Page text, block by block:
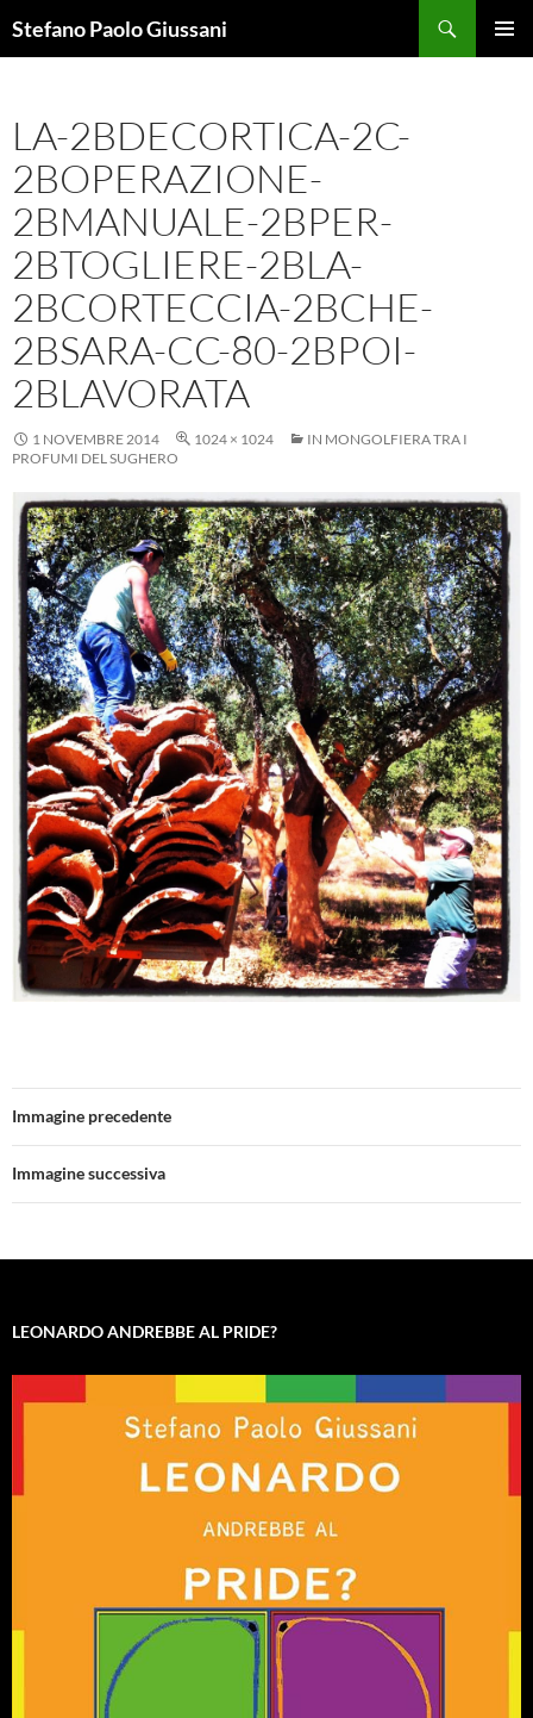
alStefano Paolo Giussani
LA-2BDECORTICA-2C-
2BOPERAZIONE-
2BMANUALE-2BPER-
2BTOGLIERE-2BLA-
2BCORTECCIA-2BCHE-
2BSARA-CC-80-2BPOI-
2BLAVORATA
1 NOVEMBRE 2014 1024 × 1024
IN MONGOLFIERA TRA I
PROFUMI DEL SUGHERO
Immagine precedente
Immagine successiva
LEONARDO ANDREBBE AL PRIDE?